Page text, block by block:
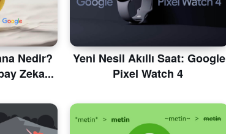
Nedir?
Zeka...
Yeni Nesil Akıllı Saat: Google
Pixel Watch 4